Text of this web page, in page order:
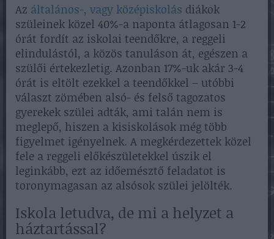
Az általános-, vagy középiskolás diákok
szüleinek közel 40%-a naponta átlagosan 1-2
órát fordít az iskolai teendőkre, a reggeli
elindulástól, a közös tanuláson át, egészen a
szülői értekezletig. Azonban 17%-uk akár 3-4
órát is eltölt ezekkel a teendőkkel – utóbbi
választ zömében alsó- és felső tagozatos
gyerekek szülei adták, ami talán nem is
meglepő, hiszen a kisiskolások még több
figyelmet igényelnek. A megkérdezettek közel
fele a reggeli előkészületekkel úszik el
leginkább, ezt az időemésztő feladatot is
toronymagasan az alsósok szülei jelölték.
Iskola letudva, de mi a helyzet a
háztartással?